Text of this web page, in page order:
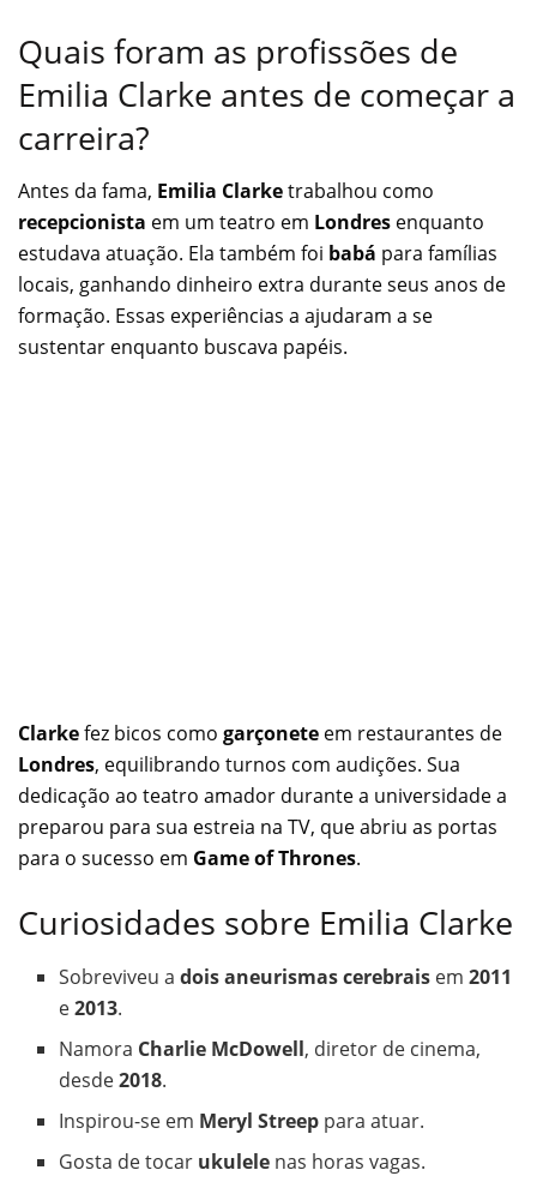
Quais foram as profissões de
Emilia Clarke antes de começar a
carreira?
Antes da fama, Emilia Clarketrabalhou como
recepcionista em um teatro em Londres enquanto
estudava atuação. Ela também foi babá para famílias
locais, ganhando dinheiro extra durante seus anos de
formação. Essas experiências a ajudaram a se
sustentar enquanto buscava papéis.
Clarkefez bicos como garçonete em restaurantes de
Londres, equilibrando turnos com audições. Sua
dedicação ao teatro amador durante a universidade a
preparou para sua estreia na TV, que abriu as portas
para o sucesso em Game of Thrones.
Curiosidades sobre Emilia Clarke
Sobreviveu adois aneurismas cerebrais em2011
e2013.
Namora Charlie McDowell, diretor de cinema,
desde2018.
Inspirou-se em Meryl Streep para atuar.
Gosta de tocar ukulele nas horas vagas.